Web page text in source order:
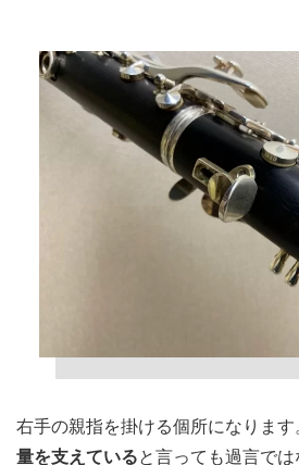
右手の親指を掛ける個所になります
量を支えていると言っても過言で